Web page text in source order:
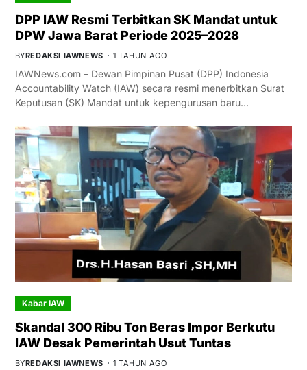
DPP IAW Resmi Terbitkan SK Mandat untuk
DPW Jawa Barat Periode 2025–2028
BYREDAKSI IAWNEWS 1 TAHUN AGO
IAWNews.com – Dewan Pimpinan Pusat (DPP) Indonesia
Accountability Watch (IAW) secara resmi menerbitkan Surat
Keputusan (SK) Mandat untuk kepengurusan baru…
Kabar IAW
Skandal 300 Ribu Ton Beras Impor Berkutu
IAW Desak Pemerintah Usut Tuntas
BYREDAKSI IAWNEWS 1 TAHUN AGO